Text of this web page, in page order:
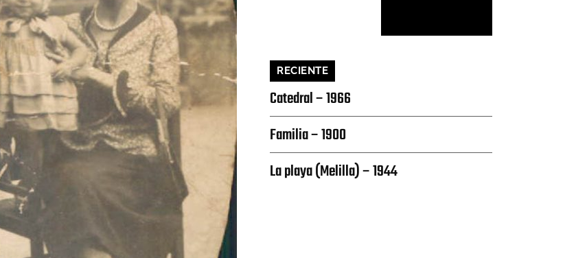
RECIENTE
Catedral – 1966
Familia – 1900
La playa (Melilla) – 1944